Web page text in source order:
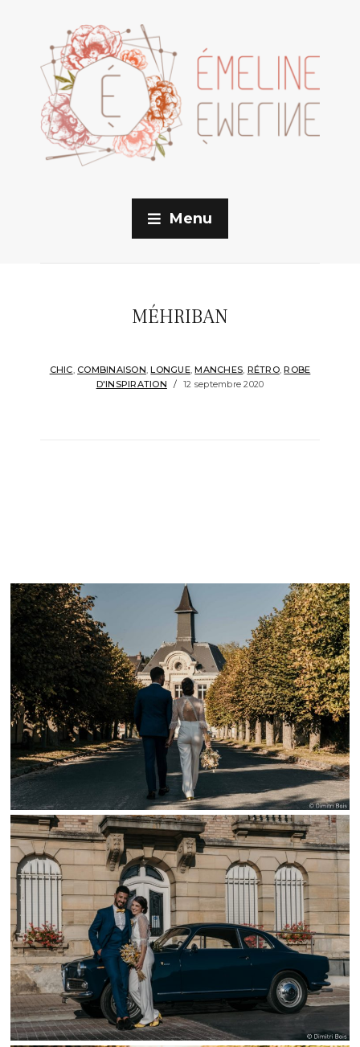
Menu
MÉHRIBAN
CHIC, COMBINAISON,LONGUE,MANCHES, RÉTRO,ROBE
D'INSPIRATION
12 septembre 2020